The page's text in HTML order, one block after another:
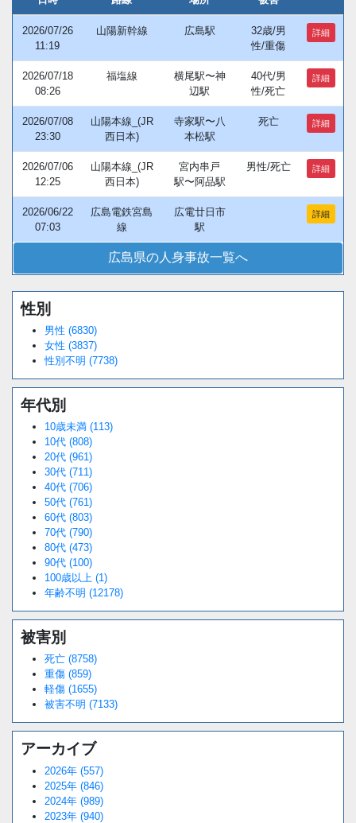
2026/07/26
11:19
山陽新幹線 広島駅
32歳/男
性/重傷
詳細
2026/07/18
08:26
福塩線
横尾駅〜神
辺駅
40代/男
性/死亡
詳細
2026/07/08
23:30
山陽本線_(JR
西日本)
寺家駅〜八
本松駅
死亡 詳細
2026/07/06
12:25
山陽本線_(JR
西日本)
宮内串戸
駅〜阿品駅
男性/死亡 詳細
2026/06/22
07:03
広島電鉄宮島
線
広電廿日市
駅
詳細
広島県の人身事故一覧へ
性別
男性 (6830)
女性 (3837)
性別不明 (7738)
年代別
10歳未満 (113)
10代 (808)
20代 (961)
30代 (711)
40代 (706)
50代 (761)
60代 (803)
70代 (790)
80代 (473)
90代 (100)
100歳以上 (1)
年齢不明 (12178)
被害別
死亡 (8758)
重傷 (859)
軽傷 (1655)
被害不明 (7133)
アーカイブ
2026年 (557)
2025年 (846)
2024年 (989)
2023年 (940)